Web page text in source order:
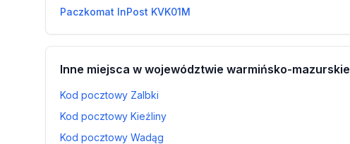
Paczkomat InPost KVK01M
Inne miejsca w województwie warmińsko-mazurskie
Kod pocztowy Zalbki
Kod pocztowy Kieźliny
Kod pocztowy Wadąg